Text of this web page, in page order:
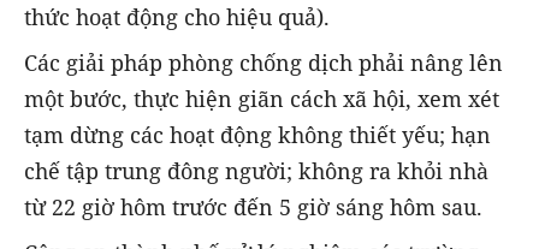
thức hoạt động cho hiệu quả).
Các giải pháp phòng chống dịch phải nâng lên
một bước, thực hiện giãn cách xã hội, xem xét
tạm dừng các hoạt động không thiết yếu; hạn
chế tập trung đông người; không ra khỏi nhà
từ 22 giờ hôm trước đến 5 giờ sáng hôm sau.